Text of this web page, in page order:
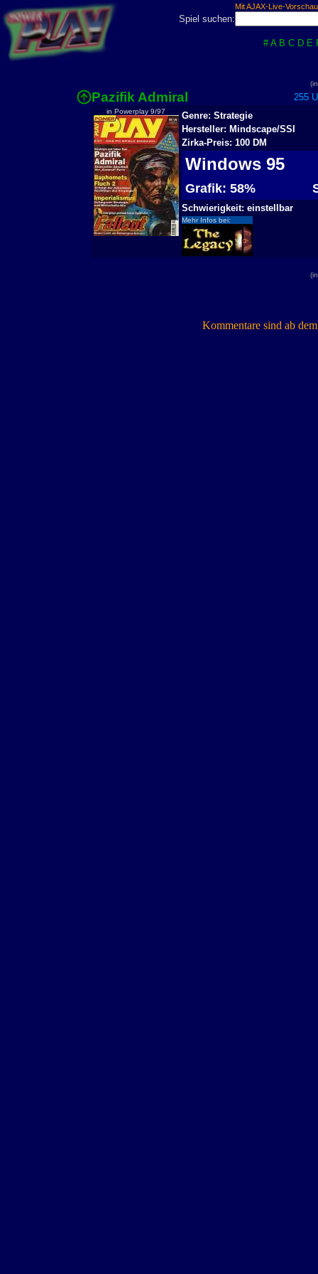
Mit AJAX-Live-
Spiel suchen:
# A B C D E
Pazifik Admiral 255
in Powerplay 9/97
Genre: Strategie
Hersteller: Mindscape/SSI
Zirka-Preis: 100 DM
Windows 95
Grafik: 58%
Schwierigkeit: einstellbar
Mehr Infos bei:
Kommentare sind ab